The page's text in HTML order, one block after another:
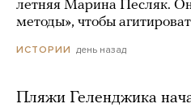
летняя Марина Песляк.
методы», чтобы
ИСТОРИИ день назад
Пляжи Геленджика